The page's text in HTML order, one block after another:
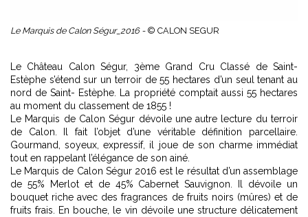
Le Marquis de Calon Ségur_2016 - © CALON SEGUR
Le Château Calon Ségur, 3ème Grand Cru Classé de Saint-
Estèphe s’étend sur un terroir de 55 hectares d’un seul tenant au
nord de Saint- Estèphe. La propriété comptait aussi 55 hectares
au moment du classement de 1855 !
Le Marquis de Calon Ségur dévoile une autre lecture du terroir
de Calon. Il fait l’objet d’une véritable définition parcellaire.
Gourmand, soyeux, expressif, il joue de son charme immédiat
tout en rappelant l’élégance de son ainé.
Le Marquis de Calon Ségur 2016 est le résultat d’un assemblage
de 55% Merlot et de 45% Cabernet Sauvignon. Il dévoile un
bouquet riche avec des fragrances de fruits noirs (mûres) et de
fruits frais. En bouche, le vin dévoile une structure délicatement